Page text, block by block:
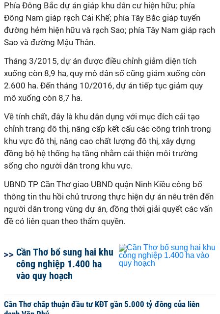
Phía Đông Bắc dự án giáp khu dân cư hiện hữu; phía
Đông Nam giáp rạch Cái Khế; phía Tây Bắc giáp tuyến
đường hẻm hiện hữu và rạch Sao; phía Tây Nam giáp rạch
Sao và đường Mậu Thân.
Tháng 3/2015, dự án được điều chỉnh giảm diện tích
xuống còn 8,9 ha, quy mô dân số cũng giảm xuống còn
2.600 ha. Đến tháng 10/2016, dự án tiếp tục giảm quy
mô xuống còn 8,7 ha.
Về tính chất, đây là khu dân dụng với mục đích cải tạo
chỉnh trang đô thị, nâng cấp kết cấu các công trình trong
khu vực đô thị, nâng cao chất lượng đô thị, xây dựng
đồng bộ hệ thống hạ tầng nhằm cải thiện môi trường
sống cho người dân trong khu vực.
UBND TP Cần Thơ giao UBND quận Ninh Kiều công bố
thông tin thu hồi chủ trương thực hiện dự án nêu trên đến
người dân trong vùng dự án, đồng thời giải quyết các vấn
đề có liên quan theo thẩm quyền.
Cần Thơ bổ sung hai khu
công nghiệp 1.400 ha
vào quy hoạch
Cần Thơ chấp thuận đầu tư KĐT gần 5.000 tỷ đồng của liên